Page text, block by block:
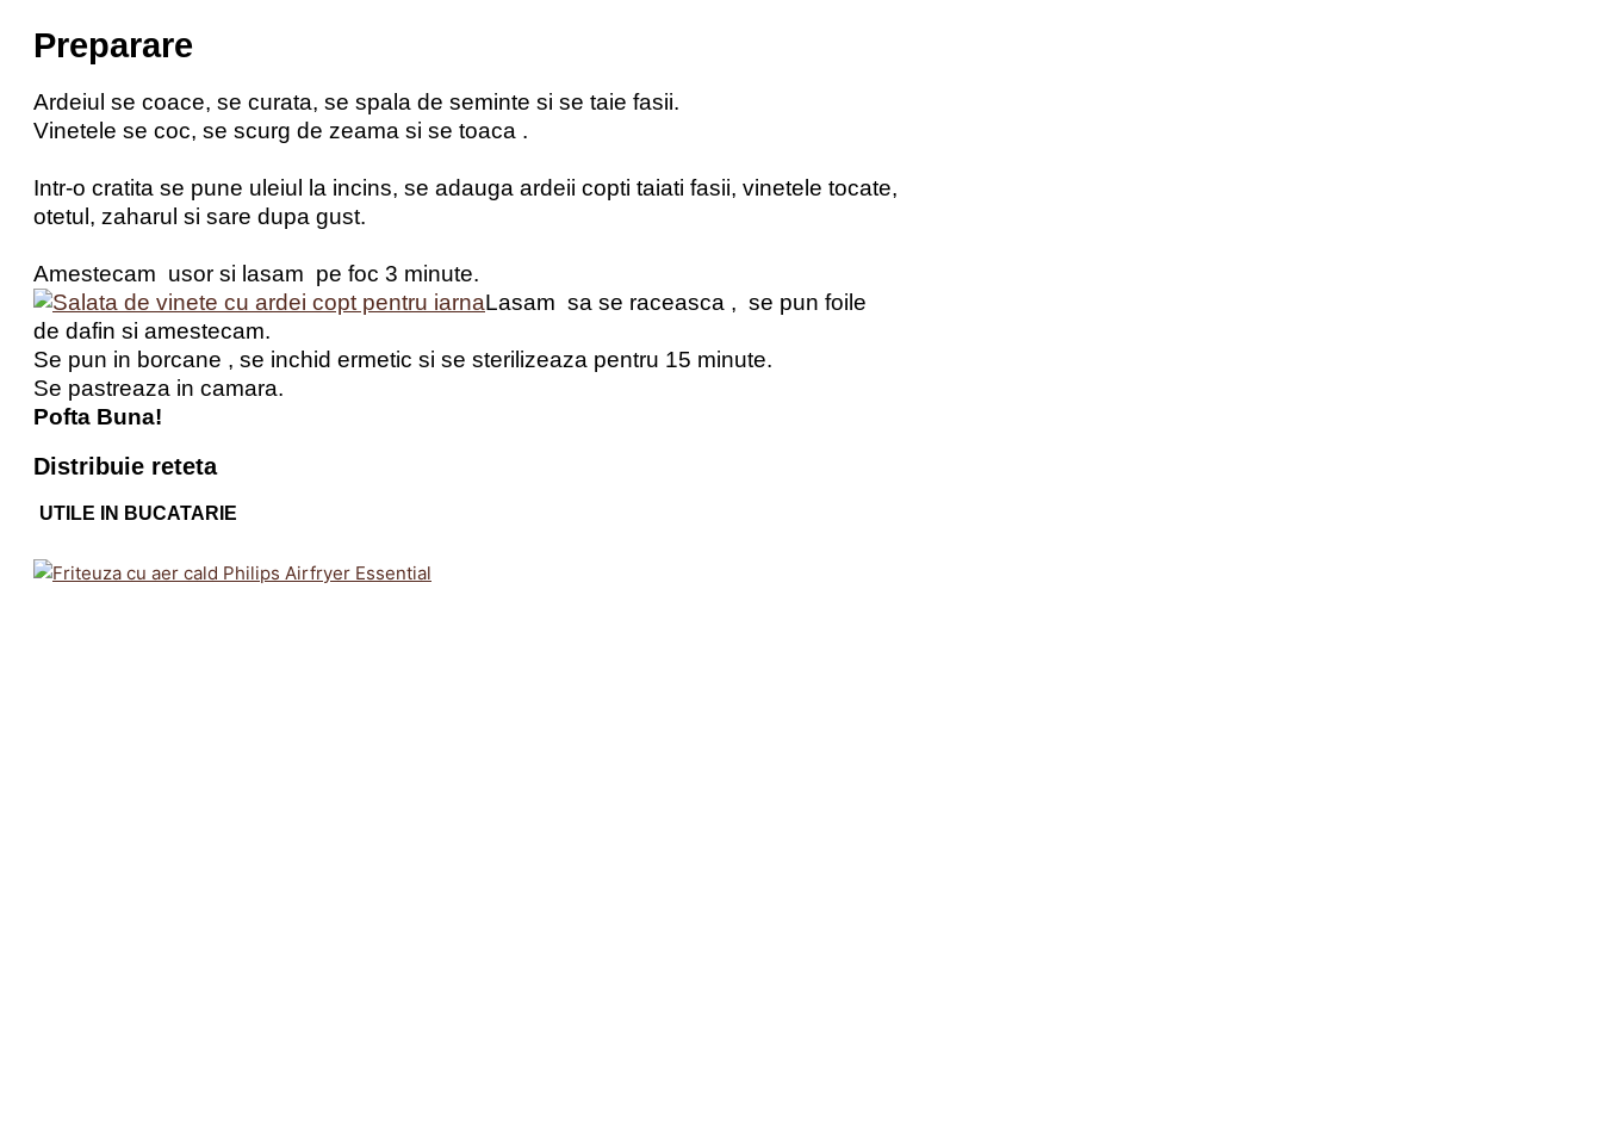
Preparare
Ardeiul se coace, se curata, se spala de seminte si se taie fasii.
Vinetele se coc, se scurg de zeama si se toaca .
Intr-o cratita se pune uleiul la incins, se adauga ardeii copti taiati fasii, vinetele tocate,
otetul, zaharul si sare dupa gust.
Amestecam usor si lasam pe foc 3 minute.
Lasam sa se raceasca , se pun foile
de dafin si amestecam.
Se pun in borcane , se inchid ermetic si se sterilizeaza pentru 15 minute.
Se pastreaza in camara.
Pofta Buna!
Distribuie reteta
UTILE IN BUCATARIE